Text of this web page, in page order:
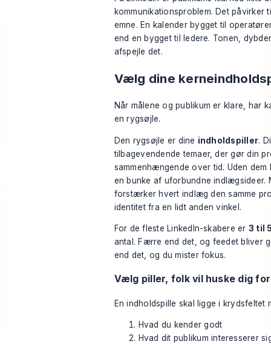
kommunikationsproblem. Det påvirker
emne. En kalender bygget til
end en bygget til ledere. Tonen,
afspejle det.
Vælg dine
Når målene og publikum er klare, har
en rygsøjle.
Den rygsøjle er dine indholdspiller.
tilbagevendende temaer, der gør din
sammenhængende over tid. Uden dem
en bunke af uforbundne indlægsideer.
forstærker hvert indlæg den samme
identitet fra en lidt anden vinkel.
For de fleste LinkedIn-skabere er 3 til
antal. Færre end det, og feedet bliver
end det, og du mister fokus.
Vælg piller, folk vil huske dig for
En indholdspille skal ligge i krydsfeltet
Hvad du kender godt
Hvad dit publikum interesserer